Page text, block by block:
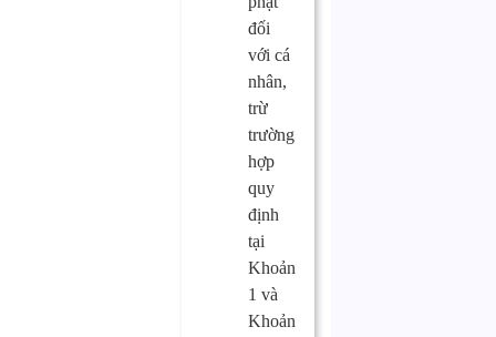
đối
với cá
nhân,
trừ
trường
hợp
quy
định
tại
Khoản
1 và
Khoản